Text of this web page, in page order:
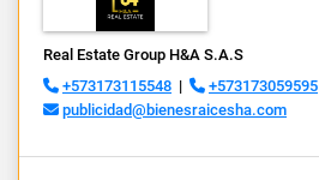
Real Estate Group H&A S.A.S
+573173115548 |
+573173059595
publicidad@bienesraicesha.com